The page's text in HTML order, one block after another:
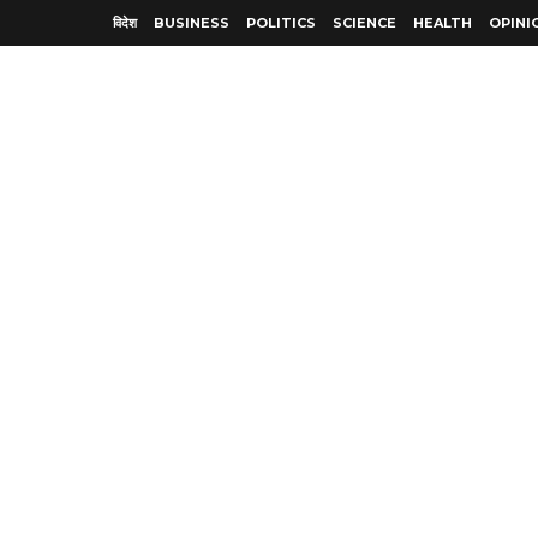
विदेश BUSINESS POLITICS SCIENCE HEALTH